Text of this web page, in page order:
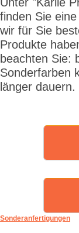
finden Sie
wir für Sie
Produkte
beachten Sie:
Sonderfarben
länger dauern.
Sonderanfertigungen